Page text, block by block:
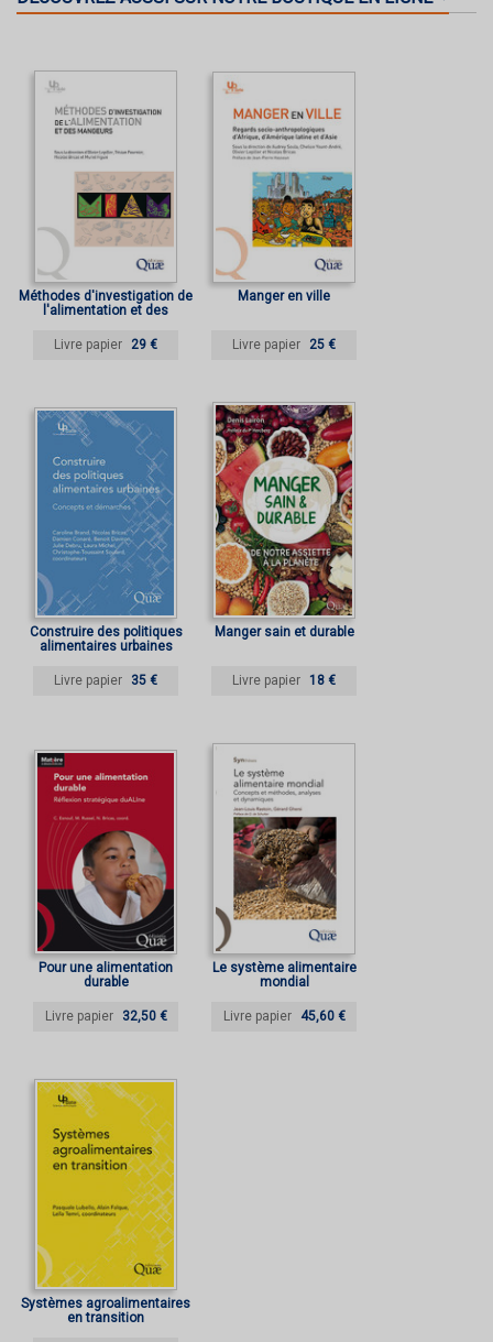
Méthodes d'investigation de
l'alimentation et des
Livre papier
29 €
Manger en ville
Livre papier 25 €
Construire des politiques
alimentaires urbaines
Livre papier 35 €
Manger sain et durable
Livre papier 18 €
Pour une alimentation
durable
Livre papier 32,50 €
Le système alimentaire
mondial
Livre papier 45,60 €
Systèmes agroalimentaires
en transition